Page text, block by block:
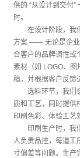
供的 “从设计到交付
时。
在设计阶段，我
方案 —— 无论是企业
合客户的品牌调性或
素材（如 LOGO、
稿，并根据客户反馈
选料环节，我们
质和工艺，同时提
印刷色彩、体验工艺
印刷生产时，我
人负责品控，每道工
寸偏差等问题。生产